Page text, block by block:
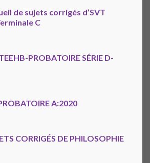
de sujets corrigés d’SVT
C
PROBATOIRE SÉRIE D-
A:2020
CORRIGÉS DE PHILOSOPHIE